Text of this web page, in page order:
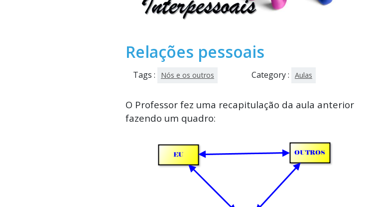
Relações pessoais
Tags : Nós e os outros Category : Aulas
O Professor fez uma recapitulação da aula anterior
fazendo um quadro: